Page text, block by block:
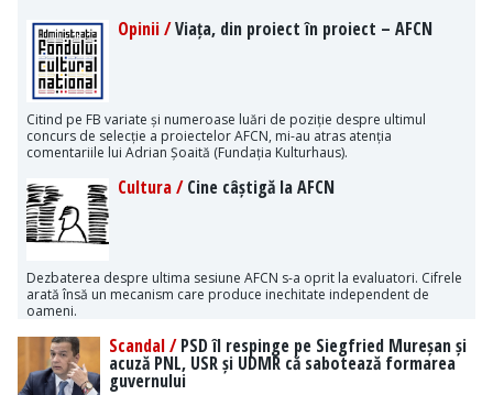
Opinii /Viața, din proiect în proiect – AFCN
Citind pe FB variate și numeroase luări de poziție despre ultimul
concurs de selecție a proiectelor AFCN, mi-au atras atenția
comentariile lui Adrian Șoaită (Fundația Kulturhaus).
Cultura /Cine câștigă la AFCN
Dezbaterea despre ultima sesiune AFCN s-a oprit la evaluatori. Cifrele
arată însă un mecanism care produce inechitate independent de
oameni.
Scandal /PSD îl respinge pe Siegfried Mureșan și
acuză PNL, USR și UDMR că sabotează formarea
guvernului